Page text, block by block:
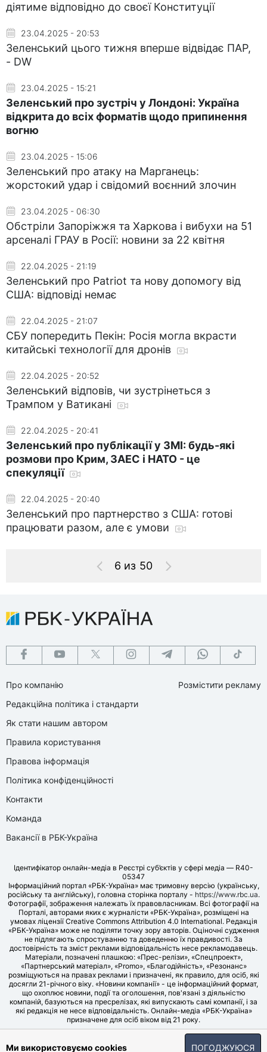
діятиме відповідно до своєї Конституції
23.04.2025 - 20:53
Зеленський цього тижня вперше відвідає ПАР,
- DW
23.04.2025 - 15:21
Зеленський про зустріч у Лондоні: Україна
відкрита до всіх форматів щодо припинення
вогню
23.04.2025 - 15:06
Зеленський про атаку на Марганець:
жорстокий удар і свідомий воєнний злочин
23.04.2025 - 06:30
Обстріли Запоріжжя та Харкова і вибухи на 51
арсеналі ГРАУ в Росії: новини за 22 квітня
22.04.2025 - 21:19
Зеленський про Patriot та нову допомогу від
США: відповіді немає
22.04.2025 - 21:07
СБУ попередить Пекін: Росія могла вкрасти
китайські технології для дронів
22.04.2025 - 20:52
Зеленський відповів, чи зустрінеться з
Трампом у Ватикані
22.04.2025 - 20:41
Зеленський про публікації у ЗМІ: будь-які
розмови про Крим, ЗАЕС і НАТО - це
спекуляції
22.04.2025 - 20:40
Зеленський про партнерство з США: готові
працювати разом, але є умови
6 из 50
Про компанію
Редакційна політика і стандарти
Як стати нашим автором
Правила користування
Правова інформація
Політика конфіденційності
Контакти
Команда
Вакансії в РБК-Україна
Розмістити рекламу
Ідентифікатор онлайн-медіа в Реєстрі суб’єктів у сфері медіа — R40-
05347
Інформаційний портал «РБК-Україна» має тримовну версію (українську,
російську та англійську), головна сторінка порталу - https://www.rbc.ua.
Фотографії, зображення належать їх правовласникам. Всі фотографії на
Порталі, авторами яких є журналісти «РБК-Україна», розміщені на
умовах ліцензії Creative Commons Attribution 4.0 International. Редакція
«РБК-Україна» може не поділяти точку зору авторів. Оціночні судження
не підлягають спростуванню та доведенню їх правдивості. За
достовірність та зміст реклами відповідальність несе рекламодавець.
Матеріали, позначені плашкою: «Прес-релізи», «Спецпроект»,
«Партнерський матеріал», «Promo», «Благодійність», «Резонанс»
розміщуються на правах реклами і призначені, як правило, для осіб, які
досягли 21-річного віку. «Новини компанії» - це інформаційний формат,
що охоплює новини, події та оголошення, пов'язані з діяльністю
компаній, базуються на пресрелізах, які випускають самі компанії, і за
які редакція не несе відповідальність. Онлайн-медіа «РБК-Україна»
призначене для осіб віком від 21 року.
© LLC «UBT MEDIA», 2006-2026.
Ми використовуємо cookies ПОГОДЖУЮСЯ